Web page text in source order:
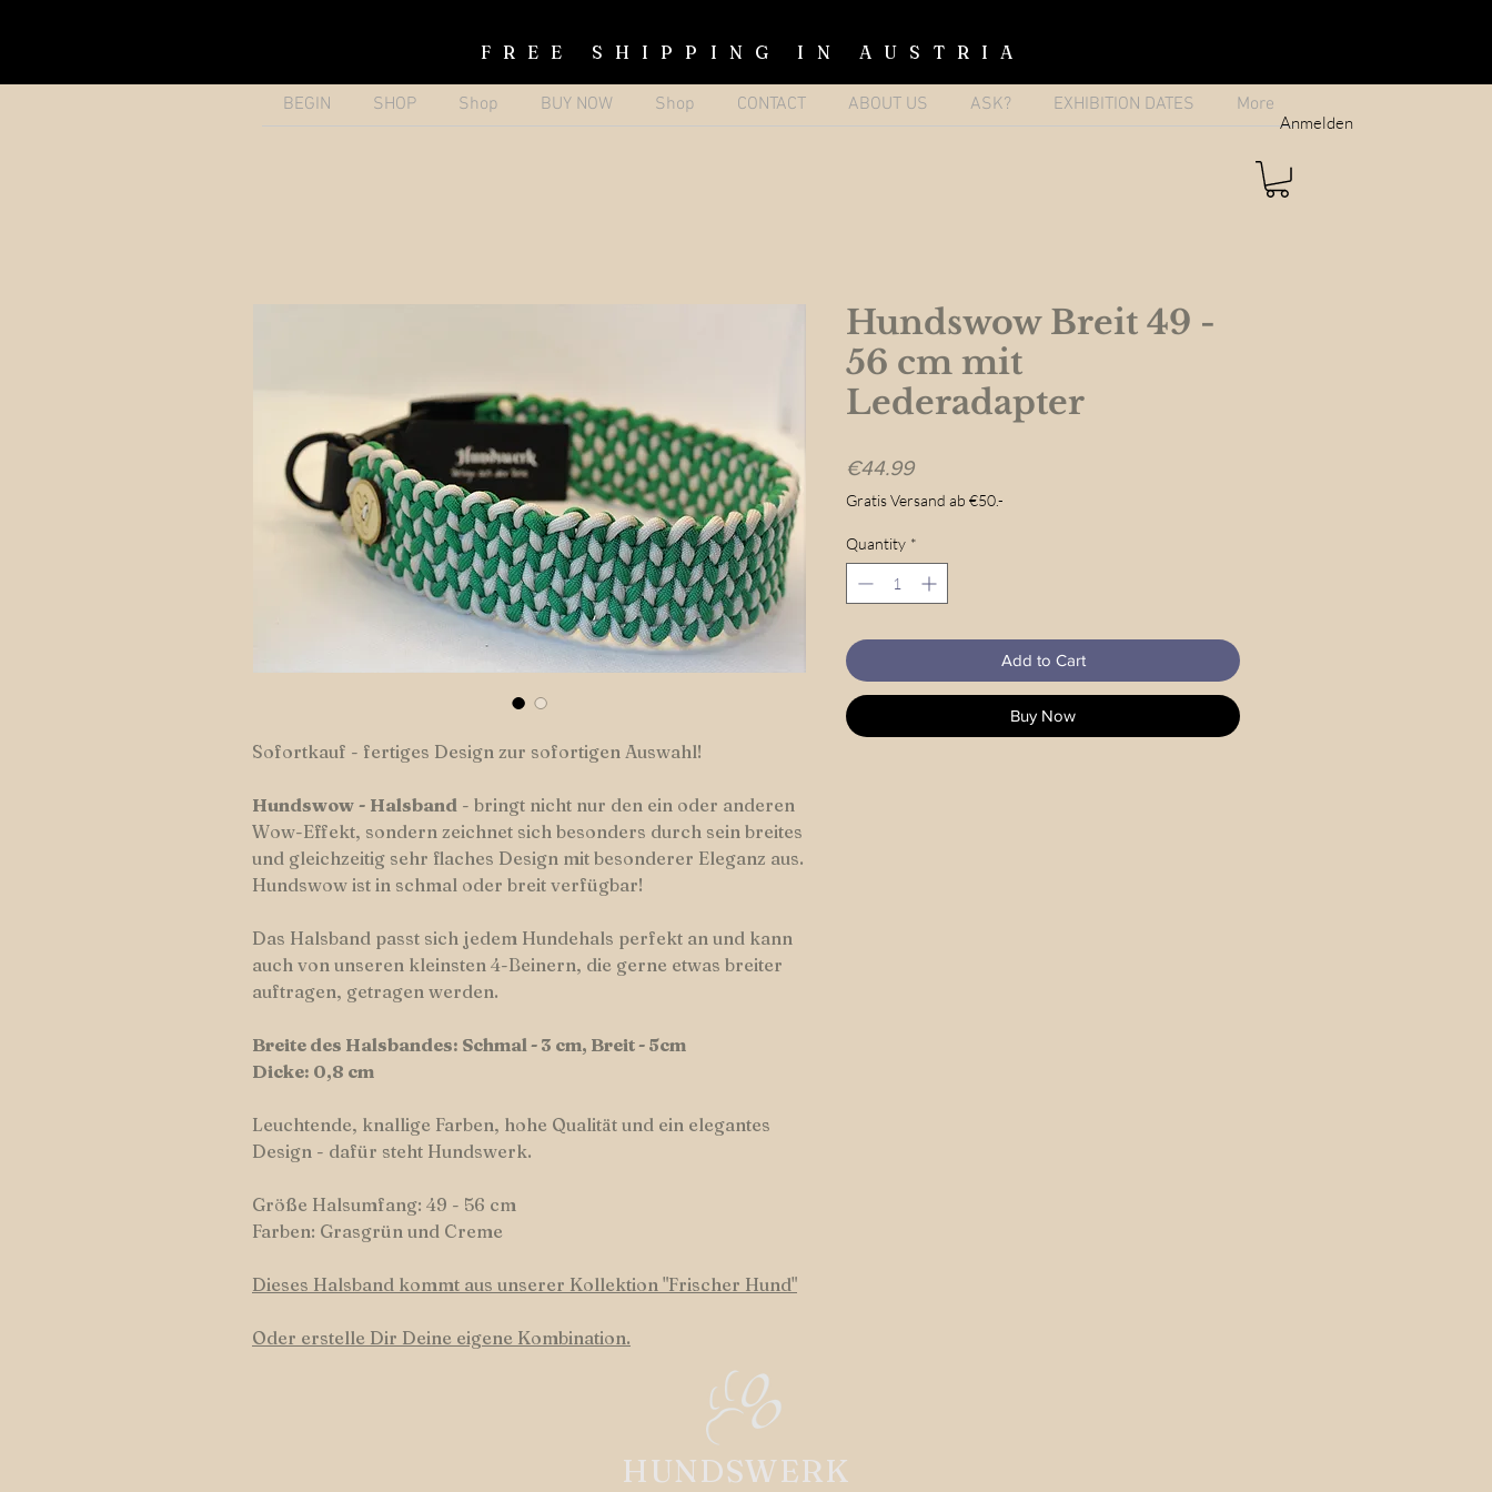
Anmelden
FREE SHIPPING IN AUSTRIA
BEGIN SHOP Shop BUY NOW Shop CONTACT ABOUT US ASK? EXHIBITION DATES More
Sofortkauf - fertiges Design zur sofortigen Auswahl!
Hundswow - Halsband - bringt nicht nur den ein oder anderen
Wow-Effekt, sondern zeichnet sich besonders durch sein breites
und gleichzeitig sehr flaches Design mit besonderer Eleganz aus.
Hundswow ist in schmal oder breit verfügbar!
Das Halsband passt sich jedem Hundehals perfekt an und kann
auch von unseren kleinsten 4-Beinern, die gerne etwas breiter
auftragen, getragen werden.
Breite des Halsbandes: Schmal - 3 cm, Breit - 5cm
Dicke: 0,8 cm
Leuchtende, knallige Farben, hohe Qualität und ein elegantes
Design - dafür steht Hundswerk.
Größe Halsumfang: 49 - 56 cm
Farben: Grasgrün und Creme
Dieses Halsband kommt aus unserer Kollektion "Frischer Hund"
Oder erstelle Dir Deine eigene Kombination.
Hundswow Breit 49 -
56 cm mit
Lederadapter
€44.99Price
Gratis Versand ab €50.-
Quantity *
Add to Cart
Buy Now
HUNDSWERK